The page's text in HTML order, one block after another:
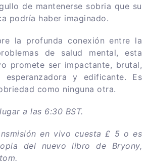
de mantenerse sobria que su
podría haber imaginado.
la profunda conexión entre la
de salud mental, esta
promete ser impactante, brutal,
esperanzadora y edificante. Es
como ninguna otra.
a las 6:30 BST.
en vivo cuesta £ 5 o es
del nuevo libro de Bryony,